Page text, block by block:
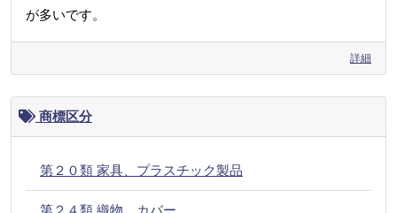
が多いです。
詳細
商標区分
第２０類 家具、プラスチック製品